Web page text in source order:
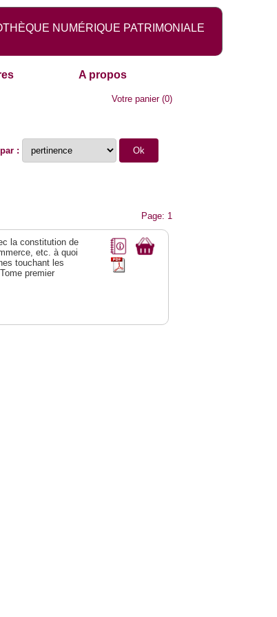
NUMÉRIQUE PATRIMONIALE
A propos
Votre panier(0)
:
Page: 1
la constitution de
etc. à quoi
touchant les
premier